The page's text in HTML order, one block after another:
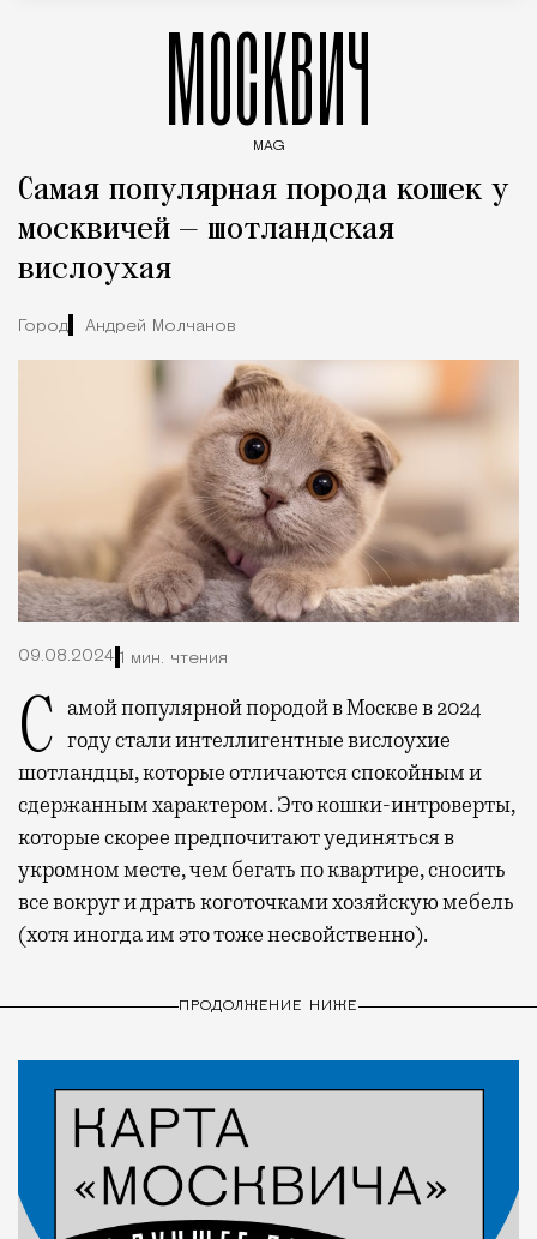
МОСКВИЧ
MAG
Самая популярная порода кошек у
москвичей — шотландская
вислоухая
Город Андрей Молчанов
09.08.2024 1 мин. чтения
Самой популярной породой в Москве в 2024 году стали интеллигентные вислоухие
шотландцы, которые отличаются спокойным и
сдержанным характером. Это кошки-интроверты,
которые скорее предпочитают уединяться в
укромном месте, чем бегать по квартире, сносить
все вокруг и драть коготочками хозяйскую мебель
(хотя иногда им это тоже несвойственно).
ПРОДОЛЖЕНИЕ НИЖЕ